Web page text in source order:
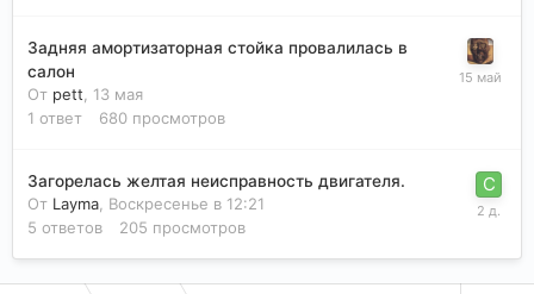
Задняя амортизаторная стойка провалилась в
салон
От pett, 13 мая
1 ответ 680 просмотров
Загорелась желтая неисправность двигателя.
От Layma, Воскресенье в 12:21
5 ответов 205 просмотров